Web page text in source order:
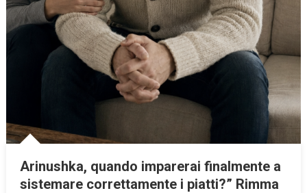
Arinushka, quando imparerai finalmente a
sistemare correttamente i piatti?” Rimma